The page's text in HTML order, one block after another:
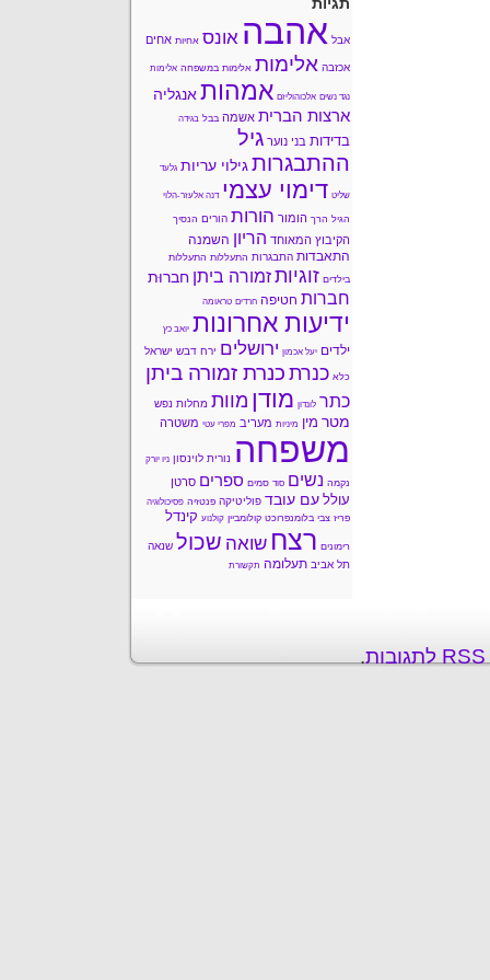
אבל אהבה אונס אחיות אחים
אכזבה אלימות אלימות במשפחה אלימות
נגד נשים אלכוהוליזם אמהותאנגליה
ארצות הברית אשמה בבל בגידה
בדידות בני נוער גיל
ההתבגרות גילוי עריות גלעד
שליט דימוי עצמי דנה אלעזר-הלוי
הגיל הרך הומור הורות הורים הנסיך
הקיבוץ המאוחד הריון השמנה
התאבדות התבגרות התעללות התעללות
בילדים זוגיותזמורה ביתן חברוּת
חברות חטיפה חרדים טראומה
ידיעות אחרונות יואב כץ
ילדים יעל אכמון ירושלים ירח דבש ישראל
כלא כנרת כנרת זמורה ביתן
כתר לונדון מודן מוות מחלות נפש
מטר מין מיניות מעריב מפרי עטי משטרה
משפחה נורית לוינסון ניו יורק
נקמה נשים סוד סמים ספרים סרטן
עולל עם עובד פוליטיקה פנטזיה פסיכולוגיה
פריז צבי בלומנפרוכט קולומביין קולנוע קינדל
רימונים רצח שואה שכול שנאה
תל אביב תעלומה תקשורת
.